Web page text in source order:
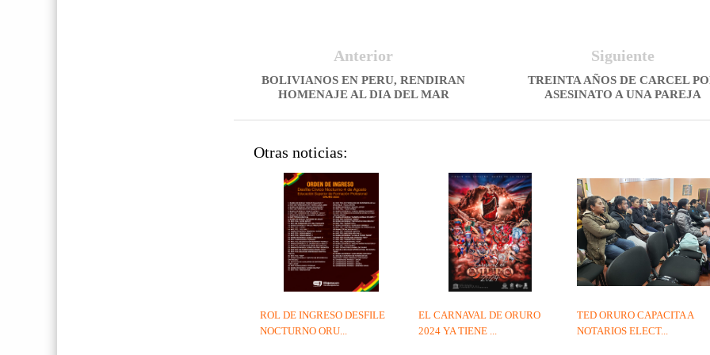
Siguiente
TREINTA AÑOS DE CARCEL
ASESINATO A UNA PAREJA
Anterior
BOLIVIANOS EN PERU, RENDIRAN
HOMENAJE AL DIA DEL MAR
Otras noticias:
TED ORURO CAPACITA A
NOTARIOS ELECT...
EL CARNAVAL DE ORURO
2024 YA TIENE ...
ROL DE INGRESO DESFILE
NOCTURNO ORU...